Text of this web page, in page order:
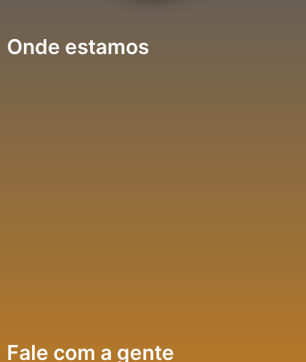
Onde estamos
Fale com a gente